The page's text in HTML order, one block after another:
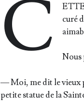
C
curé
Nous
— Moi, me dit le vieux
petite sta­tue de la